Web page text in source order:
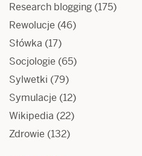
Research blogging (175)
Rewolucje (46)
Słówka (17)
Socjologie (65)
Sylwetki (79)
Symulacje (12)
Wikipedia (22)
Zdrowie (132)